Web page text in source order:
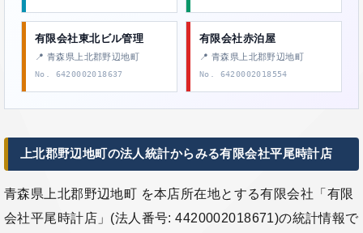
有限会社東北ビル管理
📍 青森県上北郡野辺地町
No. 6420002018637
有限会社赤泊屋
📍 青森県上北郡野辺地町
No. 6420002018554
上北郡野辺地町の法人統計からみる有限会社平尾時計店
青森県上北郡野辺地町 を本店所在地とする有限会社「有限
会社平尾時計店」(法人番号: 4420002018671)の統計情報で